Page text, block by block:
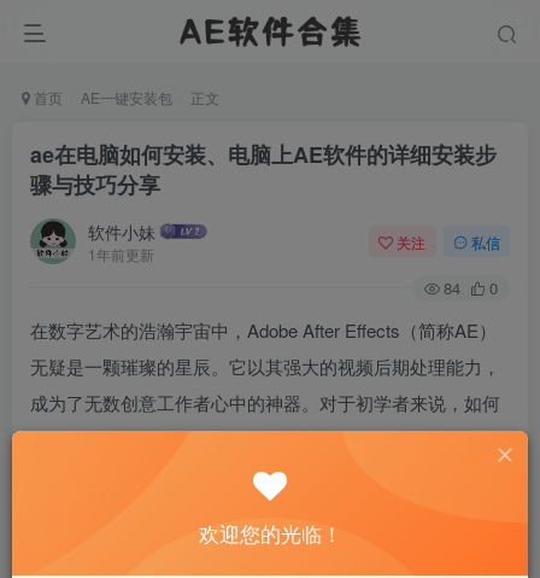
首页 AE一键安装包 正文
ae在电脑如何安装、电脑上AE软件的详细安装步
骤与技巧分享
软件小妹
1年前更新
关注 私信
84 0
在数字艺术的浩瀚宇宙中，Adobe After Effects（简称AE）
无疑是一颗璀璨的星辰。它以其强大的视频后期处理能力，
成为了无数创意工作者心中的神器。对于初学者来说，如何
在自己的电脑上成功安装AE，却可能是一道看似高不可攀的
门槛。今天，就让我们一起揭开这层神秘的面纱，探索AE在
欢迎您的光临！